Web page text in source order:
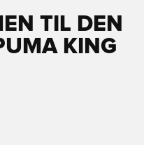
TIL DEN
KING